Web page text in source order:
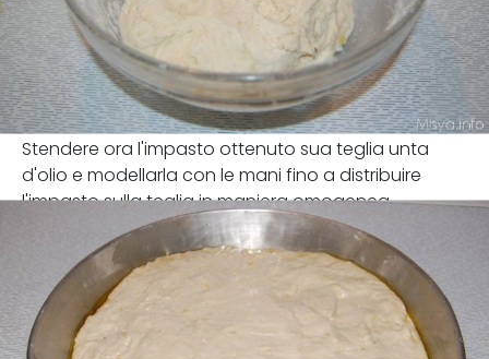
Stendere ora l'impasto ottenuto sua teglia unta
d'olio e modellarla con le mani fino a distribuire
l'impasto sulla teglia in maniera omogenea.